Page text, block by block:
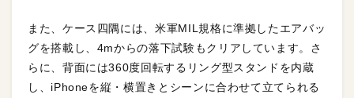
また、ケース四隅には、米軍MIL規格に準拠したエアバッ
グを搭載し、4mからの落下試験もクリアしています。さ
らに、背面には360度回転するリング型スタンドを内蔵
し、iPhoneを縦・横置きとシーンに合わせて立てられる